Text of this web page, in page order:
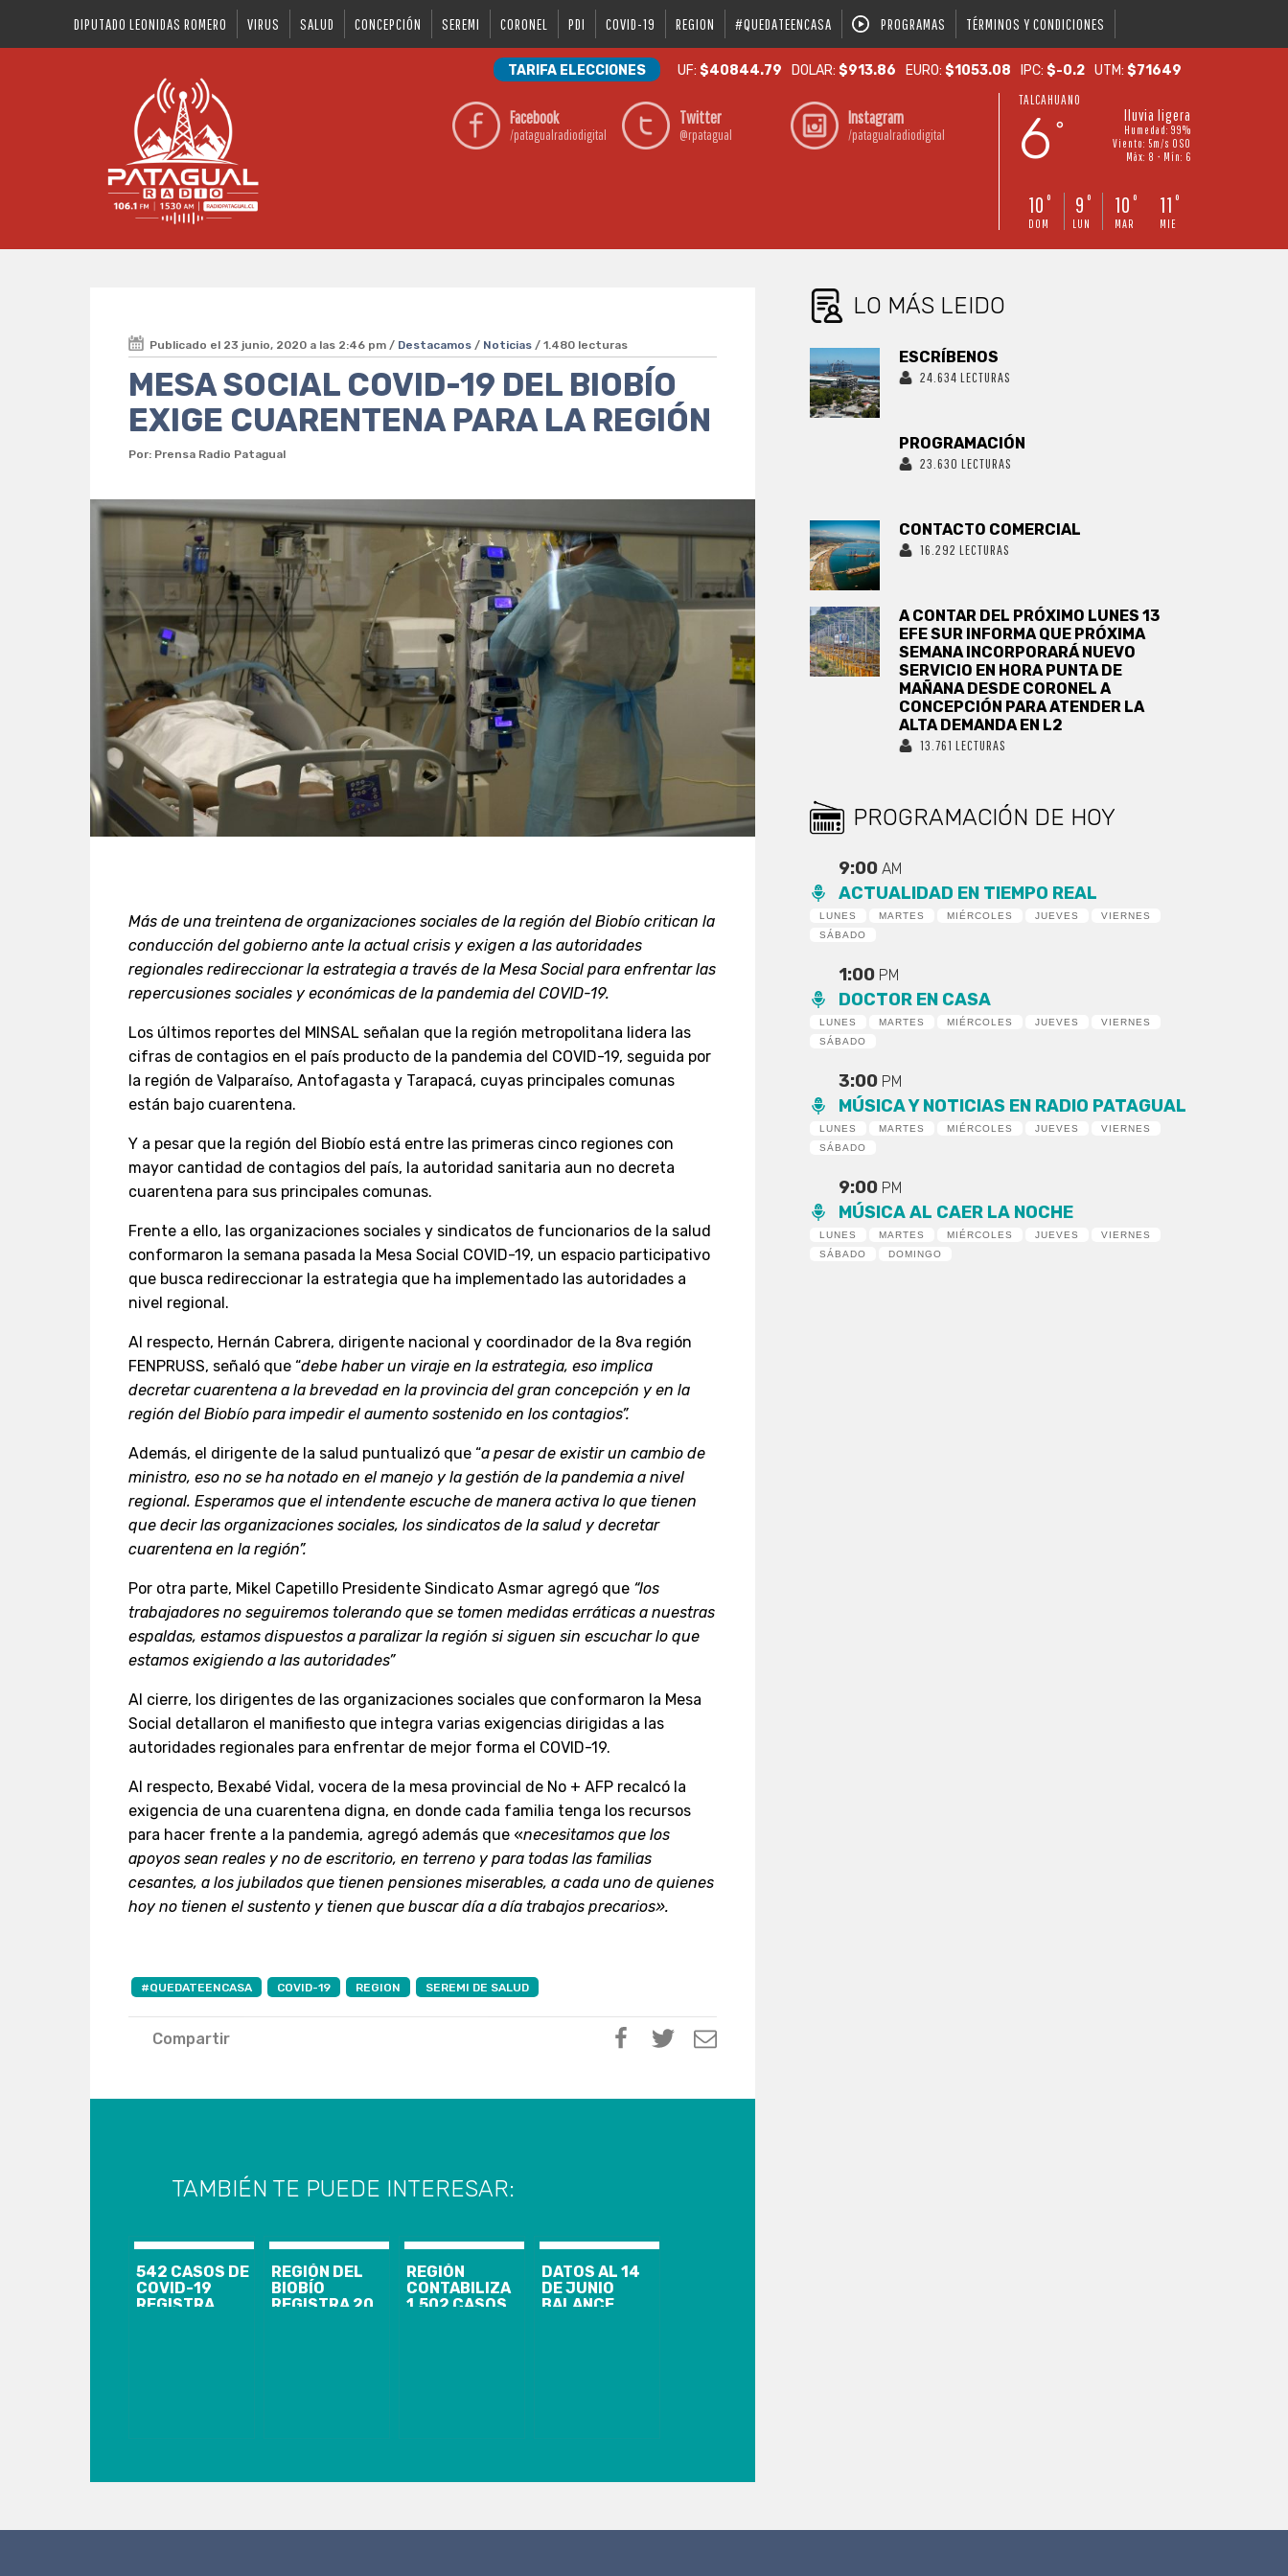
DIPUTADO LEONIDAS ROMERO VIRUS SALUD CONCEPCIÓN SEREMI CORONEL PDI COVID-19 REGION #QUEDATEENCASA PROGRAMAS TÉRMINOS Y CONDICIONES
TARIFA ELECCIONES UF:$40844.79 DOLAR:$913.86 EURO:$1053.08 IPC:$-0.2 UTM:$71649
Facebook
/patagualradiodigital
Twitter
@rpatagual
Instagram
/patagualradiodigital
TALCAHUANO
6 °
lluvia ligera
Humedad: 99%
Viento: 5m/s OSO
Máx: 8 • Mín: 6
10 °
DOM
9 °
LUN
10 °
MAR
11 °
MIE
Publicado el 23 junio, 2020 a las 2:46 pm / Destacamos / Noticias / 1.480 lecturas
MESA SOCIAL COVID-19 DEL BIOBÍO
EXIGE CUARENTENA PARA LA REGIÓN
Por: Prensa Radio Patagual
Más de una treintena de organizaciones sociales de la región del Biobío critican la
conducción del gobierno ante la actual crisis y exigen a las autoridades
regionales redireccionar la estrategia a través de la Mesa Social para enfrentar las
repercusiones sociales y económicas de la pandemia del COVID-19.
Los últimos reportes del MINSAL señalan que la región metropolitana lidera las
cifras de contagios en el país producto de la pandemia del COVID-19, seguida por
la región de Valparaíso, Antofagasta y Tarapacá, cuyas principales comunas
están bajo cuarentena.
Y a pesar que la región del Biobío está entre las primeras cinco regiones con
mayor cantidad de contagios del país, la autoridad sanitaria aun no decreta
cuarentena para sus principales comunas.
Frente a ello, las organizaciones sociales y sindicatos de funcionarios de la salud
conformaron la semana pasada la Mesa Social COVID-19, un espacio participativo
que busca redireccionar la estrategia que ha implementado las autoridades a
nivel regional.
Al respecto, Hernán Cabrera, dirigente nacional y coordinador de la 8va región
FENPRUSS, señaló que “debe haber un viraje en la estrategia, eso implica
decretar cuarentena a la brevedad en la provincia del gran concepción y en la
región del Biobío para impedir el aumento sostenido en los contagios”.
Además, el dirigente de la salud puntualizó que “a pesar de existir un cambio de
ministro, eso no se ha notado en el manejo y la gestión de la pandemia a nivel
regional. Esperamos que el intendente escuche de manera activa lo que tienen
que decir las organizaciones sociales, los sindicatos de la salud y decretar
cuarentena en la región”.
Por otra parte, Mikel Capetillo Presidente Sindicato Asmar agregó que “los
trabajadores no seguiremos tolerando que se tomen medidas erráticas a nuestras
espaldas, estamos dispuestos a paralizar la región si siguen sin escuchar lo que
estamos exigiendo a las autoridades”
Al cierre, los dirigentes de las organizaciones sociales que conformaron la Mesa
Social detallaron el manifiesto que integra varias exigencias dirigidas a las
autoridades regionales para enfrentar de mejor forma el COVID-19.
Al respecto, Bexabé Vidal, vocera de la mesa provincial de No + AFP recalcó la
exigencia de una cuarentena digna, en donde cada familia tenga los recursos
para hacer frente a la pandemia, agregó además que «necesitamos que los
apoyos sean reales y no de escritorio, en terreno y para todas las familias
cesantes, a los jubilados que tienen pensiones miserables, a cada uno de quienes
hoy no tienen el sustento y tienen que buscar día a día trabajos precarios».
#QUEDATEENCASA COVID-19 REGION SEREMI DE SALUD
Compartir
TAMBIÉN TE PUEDE INTERESAR:
542 CASOS DE
COVID-19
REGISTRA
REGIÓN DEL
BIOBÍO
REGISTRA 20
REGIÓN
CONTABILIZA
1.502 CASOS
DATOS AL 14
DE JUNIO
BALANCE
LO MÁS LEIDO
ESCRÍBENOS
24.634 LECTURAS
PROGRAMACIÓN
23.630 LECTURAS
CONTACTO COMERCIAL
16.292 LECTURAS
A CONTAR DEL PRÓXIMO LUNES 13
EFE SUR INFORMA QUE PRÓXIMA
SEMANA INCORPORARÁ NUEVO
SERVICIO EN HORA PUNTA DE
MAÑANA DESDE CORONEL A
CONCEPCIÓN PARA ATENDER LA
ALTA DEMANDA EN L2
13.761 LECTURAS
PROGRAMACIÓN DE HOY
9:00AM
ACTUALIDAD EN TIEMPO REAL
LUNES MARTES MIÉRCOLES JUEVES
VIERNES
SÁBADO
1:00 PM
DOCTOR EN CASA
LUNES MARTES MIÉRCOLES JUEVES
VIERNES
SÁBADO
3:00 PM
MÚSICA Y NOTICIAS EN RADIO PATAGUAL
LUNES MARTES MIÉRCOLES JUEVES
VIERNES
SÁBADO
9:00 PM
MÚSICA AL CAER LA NOCHE
LUNES MARTES MIÉRCOLES JUEVES
VIERNES
SÁBADO
DOMINGO